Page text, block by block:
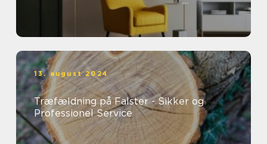
13. august 2024
Træfældning på Falster - Sikker og
Professionel Service